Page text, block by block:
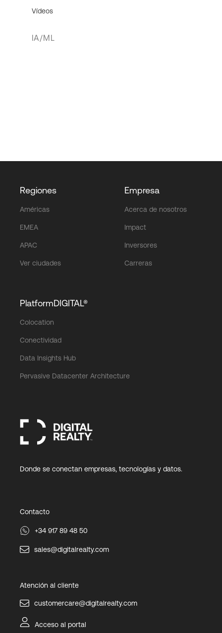
Vídeos
IA/ML
Regiones
Américas
EMEA
APAC
Ver ciudades
Empresa
Acerca de nosotros
Impact
Inversores
Carreras
PlatformDIGITAL®
Colocation
Conectividad
Data Insights Hub
Pervasive Datacenter Architecture
Donde se conectan empresas, tecnologías y datos.
Contacto
+34 917 89 48 50
sales@digitalrealty.com
Atención al cliente
customercare@digitalrealty.com
Acceso al portal